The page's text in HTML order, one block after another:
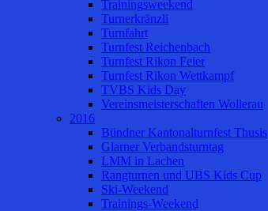
Trainingsweekend
Turnerkränzli
Turnfahrt
Turnfest Reichenbach
Turnfest Rikon Feier
Turnfest Rikon Wettkampf
TVBS Kids Day
Vereinsmeisterschaften Wollerau
2016
Bündner Kantonalturnfest Thusis
Glarner Verbandsturntag
LMM in Lachen
Rangturnen und UBS Kids Cup
Ski-Weekend
Trainings-Weekend